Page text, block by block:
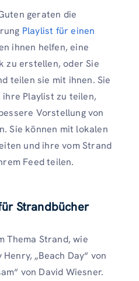
geraten die
Playlist für einen
ihnen helfen, eine
zu erstellen, oder Sie
teilen sie mit ihnen. Sie
Playlist zu teilen,
Vorstellung von
Sie können mit lokalen
und ihre vom Strand
Feed teilen.
Strandbücher
Thema Strand, wie
„Beach Day“ von
von David Wiesner.